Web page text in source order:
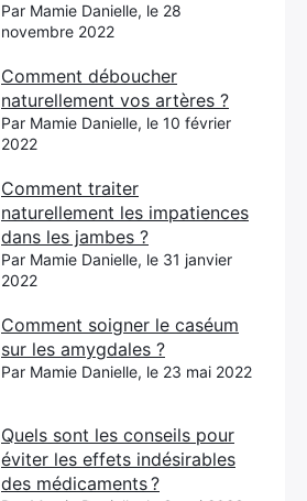
Par Mamie Danielle, le 28
novembre 2022
Comment déboucher
naturellement vos artères ?
Par Mamie Danielle, le 10 février
2022
Comment traiter
naturellement les impatiences
dans les jambes ?
Par Mamie Danielle, le 31 janvier
2022
Comment soigner le caséum
sur les amygdales ?
Par Mamie Danielle, le 23 mai 2022
Quels sont les conseils pour
éviter les effets indésirables
des médicaments ?